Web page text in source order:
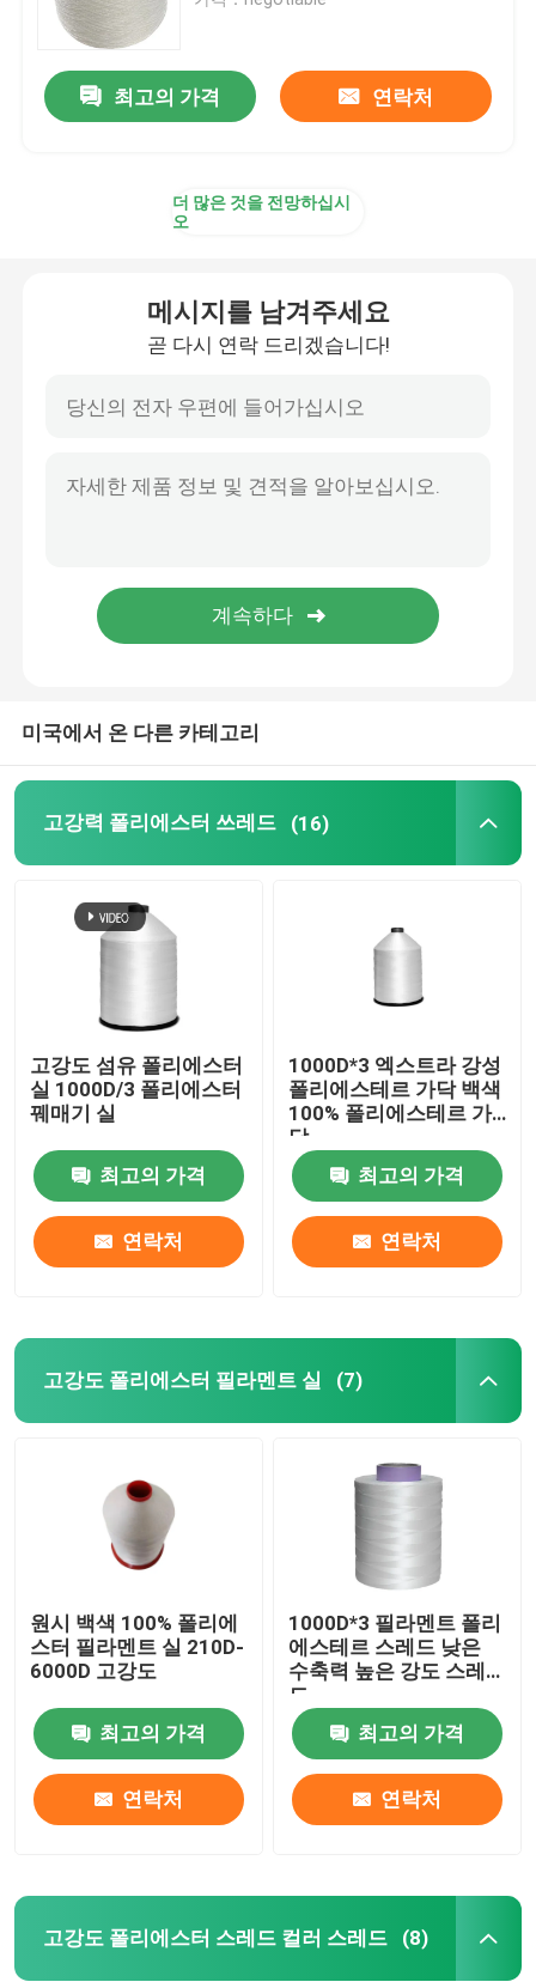
고강도 폴리프로필렌 가닥 색 가닥
튼튼한 철선
최고의 가격 연락처
더 많은 것을 전망하십시
오
메시지를 남겨주세요
곧 다시 연락 드리겠습니다!
미국에서 온 다른 카테고리
고강력 폴리에스터 쓰레드 (16)
고강도 섬유 폴리에스터
실 1000D/3 폴리에스터
꿰매기 실
최고의 가격
연락처
1000D*3 엑스트라 강성
폴리에스테르 가닥 백색
100% 폴리에스테르 가
닥
최고의 가격
연락처
고강도 폴리에스터 필라멘트 실 (7)
원시 백색 100% 폴리에
스터 필라멘트 실 210D-
6000D 고강도
최고의 가격
연락처
1000D*3 필라멘트 폴리
에스테르 스레드 낮은
수축력 높은 강도 스레
드
최고의 가격
연락처
고강도 폴리에스터 스레드 컬러 스레드 (8)